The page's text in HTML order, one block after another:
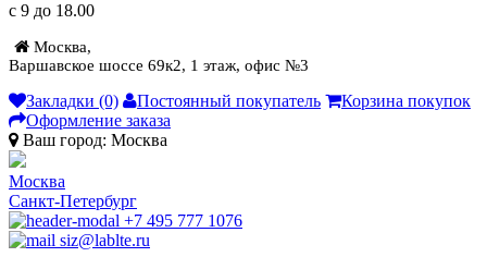
c 9 до 18.00
Москва,
Варшавское шоссе 69к2, 1 этаж, офис №3
Закладки (0) Постоянный покупатель
Корзина покупок
Оформление заказа
Ваш город: Москва
Москва
Санкт-Петербург
+7 495 777 1076
siz@lablte.ru